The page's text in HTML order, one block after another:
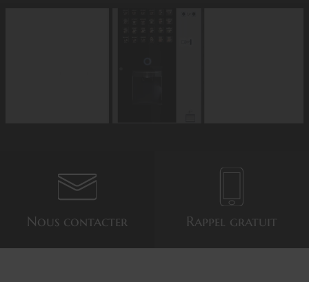
Nous contacter Rappel gratuit